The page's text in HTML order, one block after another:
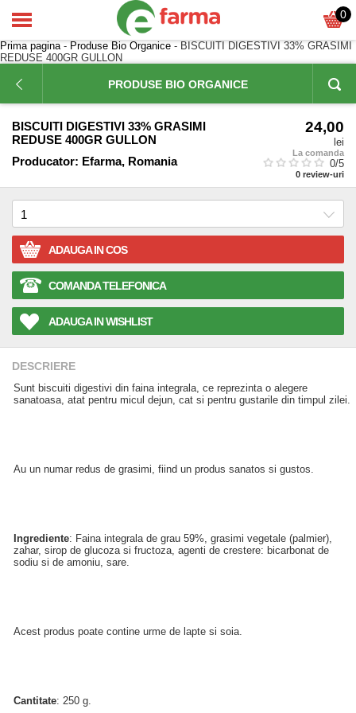
0
Prima pagina- Produse Bio Organice - BISCUITI DIGESTIVI 33% GRASIMI
REDUSE 400GR GULLON
PRODUSE BIO ORGANICE
BISCUITI DIGESTIVI 33% GRASIMI
REDUSE 400GR GULLON
Producator: Efarma, Romania
24,00
lei
La comanda
0/5
0 review-uri
ADAUGA IN COS
COMANDA TELEFONICA
ADAUGA IN WISHLIST
DESCRIERE
Sunt biscuiti digestivi din faina integrala, ce reprezinta o alegere
sanatoasa, atat pentru micul dejun, cat si pentru gustarile din timpul zilei.
Au un numar redus de grasimi, fiind un produs sanatos si gustos.
Ingrediente: Faina integrala de grau 59%, grasimi vegetale (palmier),
zahar, sirop de glucoza si fructoza, agenti de crestere: bicarbonat de
sodiu si de amoniu, sare.
Acest produs poate contine urme de lapte si soia.
Cantitate: 250 g.